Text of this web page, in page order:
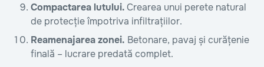
Compactarea lutului.Crearea unui perete natural
de protecție împotriva infiltrațiilor.
Reamenajarea zonei. Betonare, pavaj și curățenie
finală – lucrare predată complet.